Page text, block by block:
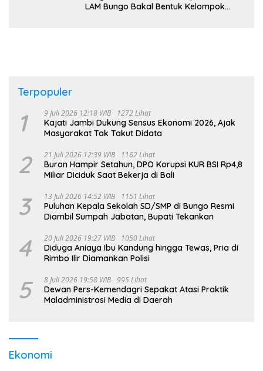
LAM Bungo Bakal Bentuk Kelompok
Terpopuler
1 9 Juli 2026 12:18 WIB 1272 Lihat
Kajati Jambi Dukung Sensus Ekonomi 2026, Ajak
Masyarakat Tak Takut Didata
2 21 Juli 2026 12:39 WIB 1162 Lihat
Buron Hampir Setahun, DPO Korupsi KUR BSI Rp4,8
Miliar Diciduk Saat Bekerja di Bali
3 13 Juli 2026 14:52 WIB 1151 Lihat
Puluhan Kepala Sekolah SD/SMP di Bungo Resmi
Diambil Sumpah Jabatan, Bupati Tekankan
4 20 Juli 2026 19:27 WIB 1050 Lihat
Diduga Aniaya Ibu Kandung hingga Tewas, Pria di
Rimbo Ilir Diamankan Polisi
5 8 Juli 2026 19:58 WIB 995 Lihat
Dewan Pers-Kemendagri Sepakat Atasi Praktik
Maladministrasi Media di Daerah
Ekonomi